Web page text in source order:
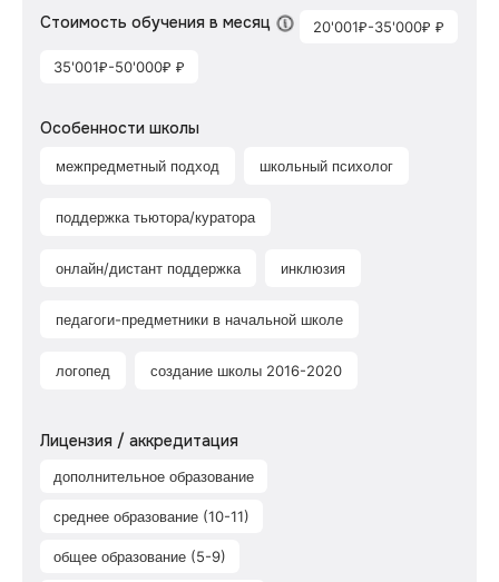
Стоимость обучения в месяц 20'001₽-35'000₽ ₽
35'001₽-50'000₽ ₽
Особенности школы
межпредметный подход школьный психолог
поддержка тьютора/куратора
онлайн/дистант поддержка инклюзия
педагоги-предметники в начальной школе
логопед создание школы 2016-2020
Лицензия / аккредитация
дополнительное образование
среднее образование (10-11)
общее образование (5-9)